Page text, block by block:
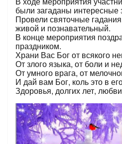
были загаданы интересные
Провели святочные
живой и познавательный.
В конце мероприятия
праздником.
Храни Вас Бог от всякого
От злого языка, от боли и
От умного врага, от
И дай вам Бог, коль это в
Здоровья, долгих лет,